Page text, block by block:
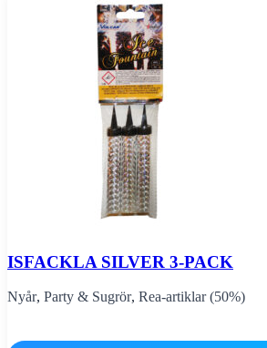
ISFACKLA SILVER 3-PACK
Nyår, Party & Sugrör, Rea-artiklar (50%)